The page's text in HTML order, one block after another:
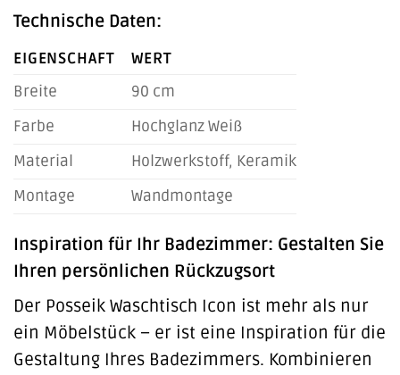
Technische Daten:
EIGENSCHAFT
WERT
Breite
90 cm
Farbe
Hochglanz Weiß
Material
Holzwerkstoff, Keramik
Montage
Wandmontage
Inspiration für Ihr Badezimmer: Gestalten Sie
Ihren persönlichen Rückzugsort
Der Posseik Waschtisch Icon ist mehr als nur
ein Möbelstück – er ist eine Inspiration für die
Gestaltung Ihres Badezimmers. Kombinieren